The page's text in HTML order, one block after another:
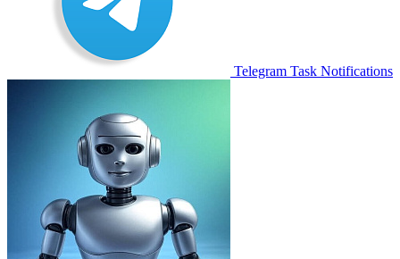
Telegram Task Notifications